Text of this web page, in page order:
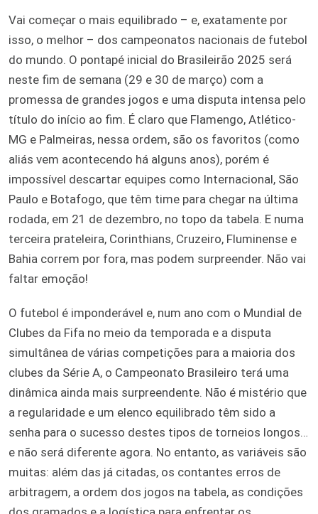
Vai começar o mais equilibrado – e, exatamente por
isso, o melhor – dos campeonatos nacionais de futebol
do mundo. O pontapé inicial do Brasileirão 2025 será
neste fim de semana (29 e 30 de março) com a
promessa de grandes jogos e uma disputa intensa pelo
título do início ao fim. É claro que Flamengo, Atlético-
MG e Palmeiras, nessa ordem, são os favoritos (como
aliás vem acontecendo há alguns anos), porém é
impossível descartar equipes como Internacional, São
Paulo e Botafogo, que têm time para chegar na última
rodada, em 21 de dezembro, no topo da tabela. E numa
terceira prateleira, Corinthians, Cruzeiro, Fluminense e
Bahia correm por fora, mas podem surpreender. Não vai
faltar emoção!
O futebol é imponderável e, num ano com o Mundial de
Clubes da Fifa no meio da temporada e a disputa
simultânea de várias competições para a maioria dos
clubes da Série A, o Campeonato Brasileiro terá uma
dinâmica ainda mais surpreendente. Não é mistério que
a regularidade e um elenco equilibrado têm sido a
senha para o sucesso destes tipos de torneios longos…
e não será diferente agora. No entanto, as variáveis são
muitas: além das já citadas, os contantes erros de
arbitragem, a ordem dos jogos na tabela, as condições